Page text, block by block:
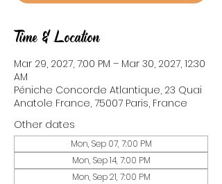
Time & Location
Mar 29, 2027, 7:00 PM – Mar 30, 2027, 12:30
AM
Péniche Concorde Atlantique, 23 Quai
Anatole France, 75007 Paris, France
Other dates
Mon, Sep 07, 7:00 PM
Mon, Sep 14, 7:00 PM
Mon, Sep 21, 7:00 PM